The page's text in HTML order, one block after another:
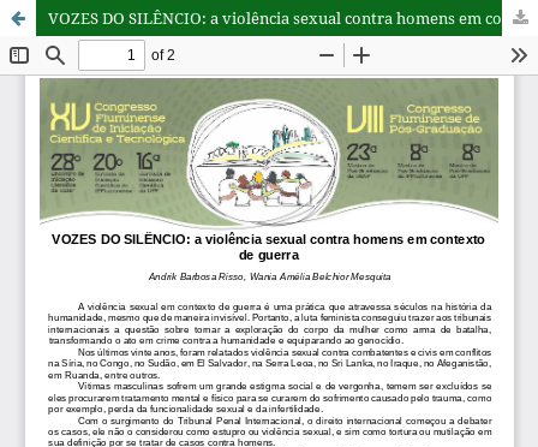
VOZES DO SILÊNCIO: a violência sexual contra homens em contexto de guerra